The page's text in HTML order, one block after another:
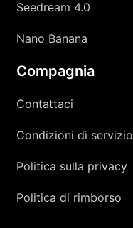
Seedream 4.0
Nano Banana
Compagnia
Contattaci
Condizioni di servizio
Politica sulla privacy
Politica di rimborso